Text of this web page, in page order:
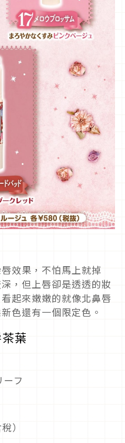
效果，不怕馬上就掉
，但上唇卻是透透的妝
起來嫩嫩的就像北鼻唇
色還有一個限定色。
葉
フ
）